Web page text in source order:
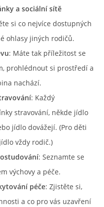
a sociální sítě
si co nejvíce dostupných
ohlasy jiných rodičů.
: Máte tak příležitost se
prohlédnout si prostředí a
nachází.
: Každý
stravování, někde jídlo
jídlo dovážejí. (Pro děti
vždy rodič.)
: Seznamte se
výchovy a péče.
péče: Zjistěte si,
a co pro vás uzavření